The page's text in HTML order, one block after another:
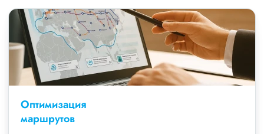
Оптимизация
маршрутов